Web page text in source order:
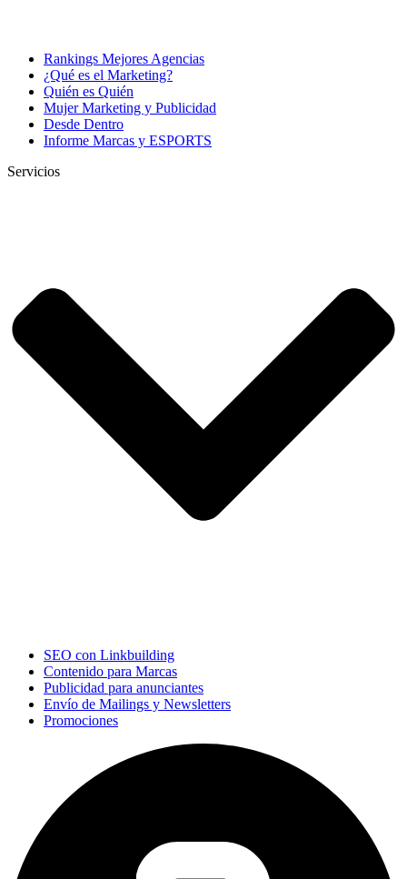
Rankings Mejores Agencias
¿Qué es el Marketing?
Quién es Quién
Mujer Marketing y Publicidad
Desde Dentro
Informe Marcas y ESPORTS
Servicios
SEO con Linkbuilding
Contenido para Marcas
Publicidad para anunciantes
Envío de Mailings y Newsletters
Promociones